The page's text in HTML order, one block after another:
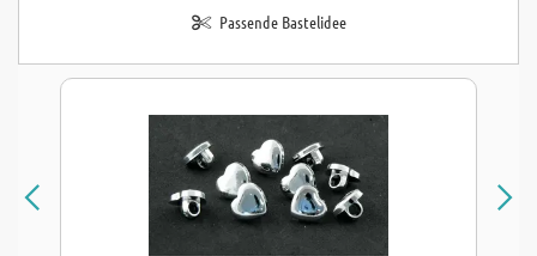
Passende Bastelidee